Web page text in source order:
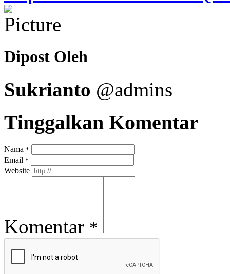
Dipost Oleh
Sukrianto @admins
Tinggalkan Komentar
Nama *
Email *
Website
Komentar *